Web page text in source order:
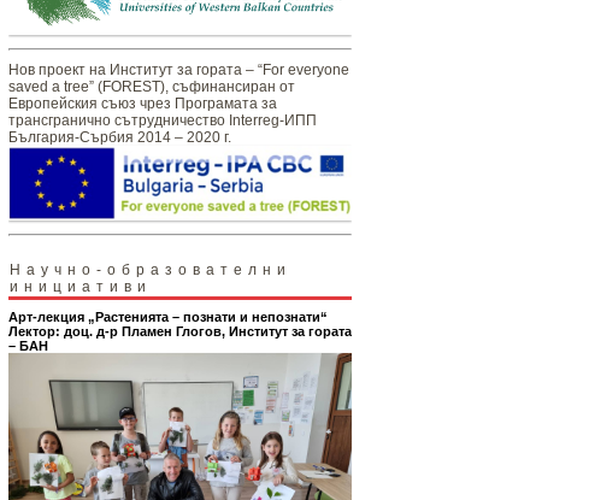
Нов проект на Институт за гората – “For everyone
saved a tree” (FOREST), съфинансиран от
Европейския съюз чрез Програмата за
трансгранично сътрудничество Interreg-ИПП
България-Сърбия 2014 – 2020 г.
Научно-образователни
инициативи
Арт-лекция „Растенията – познати и непознати“
Лектор: доц. д-р Пламен Глогов, Институт за гората
– БАН